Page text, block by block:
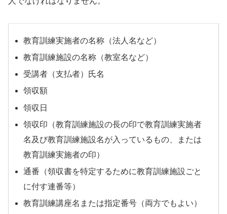
教育訓練実施者の名称（法人名など）
教育訓練施設の名称（教室名など）
受講者（支払者）氏名
領収額
領収日
領収印（教育訓練施設の長の印で教育訓練実施者
名及び教育訓練施設名が入っているもの、または
教育訓練実施者の印）
通番（領収書を特定するために教育訓練施設ごと
に付す連番等）
教育訓練講座名または指定番号（両方でもよい）